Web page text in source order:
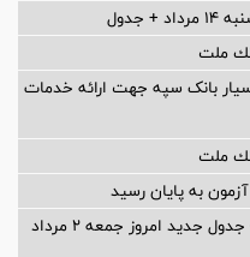
ملت
سیار بانک سپه جهت ارائه خدمات
ملت
به پایان رسید
تغییر شدید قیمت خودروهای سایپا؛ جدول جدید امروز جمعه ۲ مرداد